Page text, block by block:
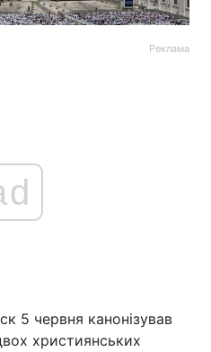
Реклама
5 червня канонізував
християнських